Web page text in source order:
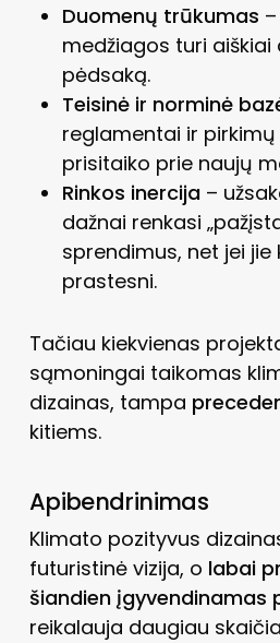
Duomenų trūkumas
medžiagos turi aiškiai
pėdsaką.
Teisinė ir norminė
reglamentai ir
prisitaiko prie naujų
Rinkos inercija–
dažnai renkasi
sprendimus, net jei
prastesni.
Tačiau kiekvienas
sąmoningai taikomas
dizainas, tampa
kitiems.
Apibendrinimas
Klimato pozityvus
futuristinė vizija, o labai
šiandien įgyvendinamas
reikalauja daugiau